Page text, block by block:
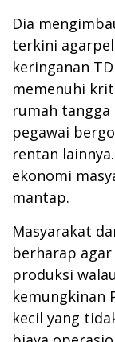
Dia
terkini
keringanan
memenuhi
rumah
pegawai
rentan
ekonomi
mantap.
Masyarakat
berharap
produksi
kemungkinan
kecil yang